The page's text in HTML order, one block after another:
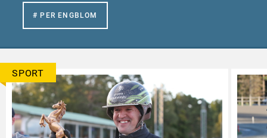
# PER ENGBLOM
SPORT